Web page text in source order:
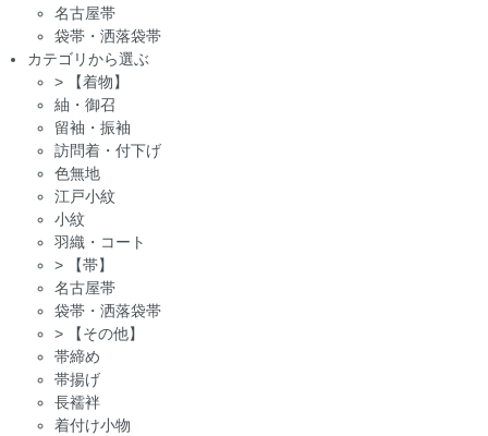
名古屋帯
袋帯・洒落袋帯
カテゴリから選ぶ
>
【着物】
紬・御召
留袖・振袖
訪問着・付下げ
色無地
江戸小紋
小紋
羽織・コート
>
【帯】
名古屋帯
袋帯・洒落袋帯
>
【その他】
帯締め
帯揚げ
長襦袢
着付け小物